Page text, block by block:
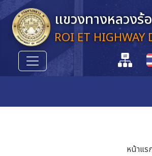
ข้ามไปยังเนื้อหาหลัก
แขวงทางหลวงร้
ROI ET HIGHWAY
แผนผังเว็
หน้าแร